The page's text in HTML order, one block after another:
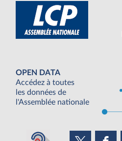
OPEN DATA
Accédez à toutes
les données de
l'Assemblée nationale